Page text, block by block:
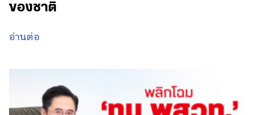
ของชาติ
อ่านต่อ